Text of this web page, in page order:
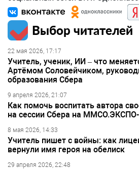
Выбор читателей
22 мая 2026, 17:17
Учитель, ученик, ИИ – что
Артёмом Соловейчиком,
образования Сбера
9 апреля 2026, 21:07
Как помочь воспитать автора
на сессии Сбера на
8 мая 2026, 14:33
Учитель пишет с войны: как
вернули имя героя на обелиск
29 апреля 2026, 22:48